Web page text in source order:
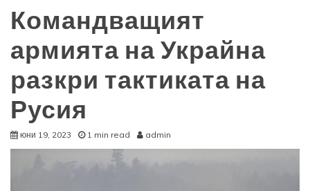
Командващият
армията на Украйна
разкри тактиката на
Русия
юни 19, 2023 1 min read admin